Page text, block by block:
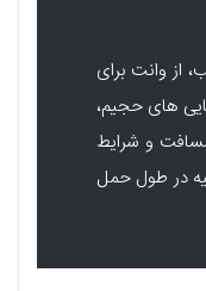
از وانت برای
های حجیم،
مسافت و شرایط
در طول حمل